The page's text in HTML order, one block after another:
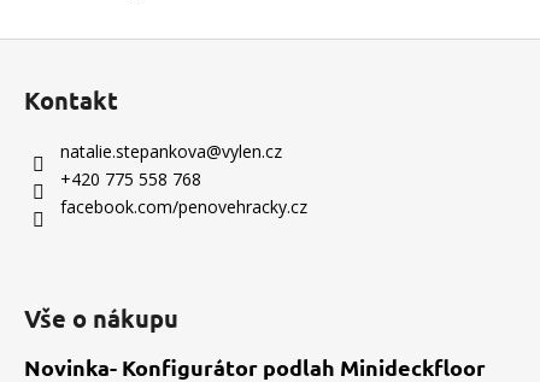
Kontakt
natalie.stepankova@vylen.cz
+420 775 558 768
facebook.com/penovehracky.cz
Vše o nákupu
Novinka- Konfigurátor podlah Minideckfloor